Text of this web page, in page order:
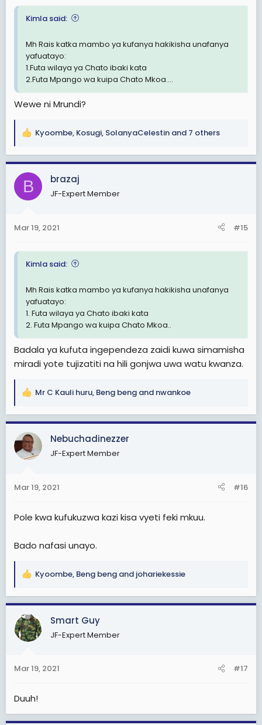
Kimla said:
Mh Rais katka mambo ya kufanya hakikisha unafanya
yafuatayo:
1.Futa wilaya ya Chato ibaki kata
2.Futa Mpango wa kuipa Chato Mkoa....
Wewe ni Mrundi?
R
a
c
i
s
Kyoombe, Kosugi, SolanyaCelestin and 7 others
B brazaj
JF-Expert Member
Mar 19, 2021 #15
Kimla said:
Mh Rais katka mambo ya kufanya hakikisha unafanya
yafuatayo:
1. Futa wilaya ya Chato ibaki kata
2. Futa Mpango wa kuipa Chato Mkoa..
Badala ya kufuta ingependeza zaidi kuwa simamisha
miradi yote tujizatiti na hili gonjwa uwa watu kwanza.
R
a
c
t
i
s
Mr C Kauli huru, Beng beng and nwankoe
Nebuchadinezzer
JF-Expert Member
Mar 19, 2021 #16
Pole kwa kufukuzwa kazi kisa vyeti feki mkuu.
Bado nafasi unayo.
R
a
c
t
i
s
Kyoombe, Beng beng and johariekessie
Smart Guy
JF-Expert Member
Mar 19, 2021 #17
Duuh!